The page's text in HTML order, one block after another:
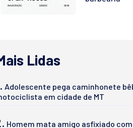
Lidas
Adolescente pega caminhonete
em cidade de MT
Homem mata amigo asfixiado